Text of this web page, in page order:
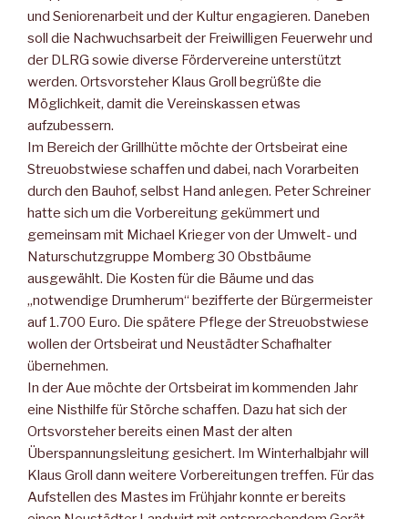
und Seniorenarbeit und der Kultur engagieren. Daneben
soll die Nachwuchsarbeit der Freiwilligen Feuerwehr und
der DLRG sowie diverse Fördervereine unterstützt
werden. Ortsvorsteher Klaus Groll begrüßte die
Möglichkeit, damit die Vereinskassen etwas
aufzubessern.
Im Bereich der Grillhütte möchte der Ortsbeirat eine
Streuobstwiese schaffen und dabei, nach Vorarbeiten
durch den Bauhof, selbst Hand anlegen. Peter Schreiner
hatte sich um die Vorbereitung gekümmert und
gemeinsam mit Michael Krieger von der Umwelt- und
Naturschutzgruppe Momberg 30 Obstbäume
ausgewählt. Die Kosten für die Bäume und das
„notwendige Drumherum“ bezifferte der Bürgermeister
auf 1.700 Euro. Die spätere Pflege der Streuobstwiese
wollen der Ortsbeirat und Neustädter Schafhalter
übernehmen.
In der Aue möchte der Ortsbeirat im kommenden Jahr
eine Nisthilfe für Störche schaffen. Dazu hat sich der
Ortsvorsteher bereits einen Mast der alten
Überspannungsleitung gesichert. Im Winterhalbjahr will
Klaus Groll dann weitere Vorbereitungen treffen. Für das
Aufstellen des Mastes im Frühjahr konnte er bereits